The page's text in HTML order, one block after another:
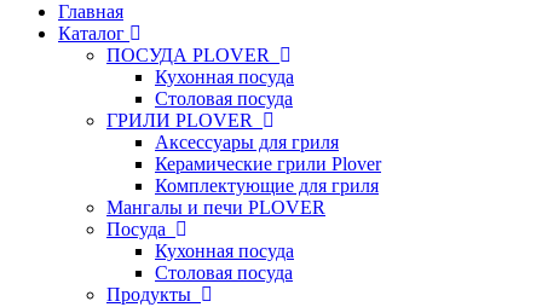
Главная
Каталог
ПОСУДА PLOVER
Кухонная посуда
Столовая посуда
ГРИЛИ PLOVER
Аксессуары для гриля
Керамические грили Plover
Комплектующие для гриля
Мангалы и печи PLOVER
Посуда
Кухонная посуда
Столовая посуда
Продукты